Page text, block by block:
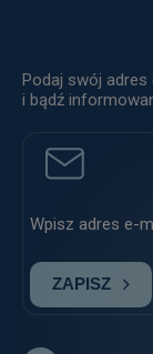
Podaj swój adres
i bądź
ZAPISZ